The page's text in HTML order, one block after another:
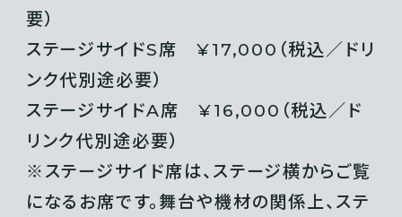
要）
ステージサイドS席 ¥17,000（税込／ドリ
ンク代別途必要）
ステージサイドA席 ¥16,000（税込／ド
リンク代別途必要）
※ステージサイド席は、ステージ横からご覧
になるお席です。舞台や機材の関係上、ステ